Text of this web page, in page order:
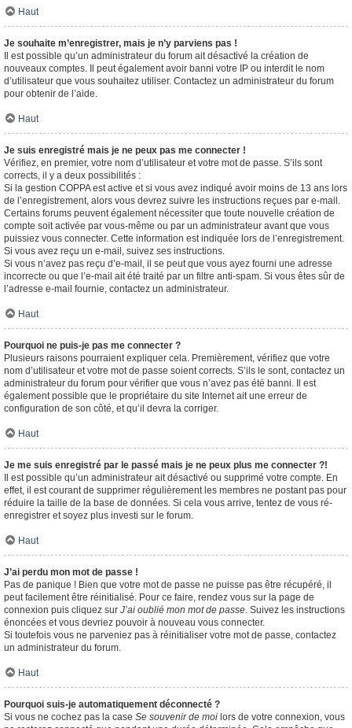
Haut
Je souhaite m’enregistrer, mais je n’y parviens pas !
Il est possible qu’un administrateur du forum ait désactivé la création de
nouveaux comptes. Il peut également avoir banni votre IP ou interdit le nom
d’utilisateur que vous souhaitez utiliser. Contactez un administrateur du forum
pour obtenir de l’aide.
Haut
Je suis enregistré mais je ne peux pas me connecter !
Vérifiez, en premier, votre nom d’utilisateur et votre mot de passe. S’ils sont
corrects, il y a deux possibilités :
Si la gestion COPPA est active et si vous avez indiqué avoir moins de 13 ans lors
de l’enregistrement, alors vous devrez suivre les instructions reçues par e-mail.
Certains forums peuvent également nécessiter que toute nouvelle création de
compte soit activée par vous-même ou par un administrateur avant que vous
puissiez vous connecter. Cette information est indiquée lors de l’enregistrement.
Si vous avez reçu un e-mail, suivez ses instructions.
Si vous n’avez pas reçu d’e-mail, il se peut que vous ayez fourni une adresse
incorrecte ou que l’e-mail ait été traité par un filtre anti-spam. Si vous êtes sûr de
l’adresse e-mail fournie, contactez un administrateur.
Haut
Pourquoi ne puis-je pas me connecter ?
Plusieurs raisons pourraient expliquer cela. Premièrement, vérifiez que votre
nom d’utilisateur et votre mot de passe soient corrects. S’ils le sont, contactez un
administrateur du forum pour vérifier que vous n’avez pas été banni. Il est
également possible que le propriétaire du site Internet ait une erreur de
configuration de son côté, et qu’il devra la corriger.
Haut
Je me suis enregistré par le passé mais je ne peux plus me connecter ?!
Il est possible qu’un administrateur ait désactivé ou supprimé votre compte. En
effet, il est courant de supprimer régulièrement les membres ne postant pas pour
réduire la taille de la base de données. Si cela vous arrive, tentez de vous ré-
enregistrer et soyez plus investi sur le forum.
Haut
J’ai perdu mon mot de passe !
Pas de panique ! Bien que votre mot de passe ne puisse pas être récupéré, il
peut facilement être réinitialisé. Pour ce faire, rendez vous sur la page de
connexion puis cliquez sur J’ai oublié mon mot de passe. Suivez les instructions
énoncées et vous devriez pouvoir à nouveau vous connecter.
Si toutefois vous ne parveniez pas à réinitialiser votre mot de passe, contactez
un administrateur du forum.
Haut
Pourquoi suis-je automatiquement déconnecté ?
Si vous ne cochez pas la case Se souvenir de moi lors de votre connexion, vous